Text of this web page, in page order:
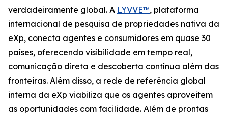
verdadeiramente global. A LYVVE™, plataforma
internacional de pesquisa de propriedades nativa da
eXp, conecta agentes e consumidores em quase 30
países, oferecendo visibilidade em tempo real,
comunicação direta e descoberta contínua além das
fronteiras. Além disso, a rede de referência global
interna da eXp viabiliza que os agentes aproveitem
as oportunidades com facilidade. Além de prontas